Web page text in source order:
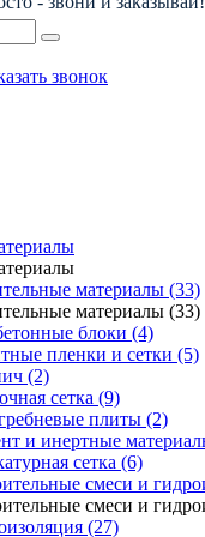
звонок
материалы (33)
материалы (33)
блоки (4)
пленки и сетки (5)
(2)
сетка (9)
плиты (2)
и инертные
сетка (6)
смеси и
смеси и
(27)